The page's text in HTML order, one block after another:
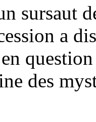
sursaut
a
des